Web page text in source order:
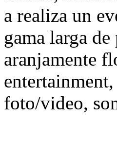
a realiza un
gama larga
aranjamente
foto/video,